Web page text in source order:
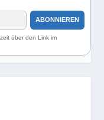
ABONNIEREN
über den Link im